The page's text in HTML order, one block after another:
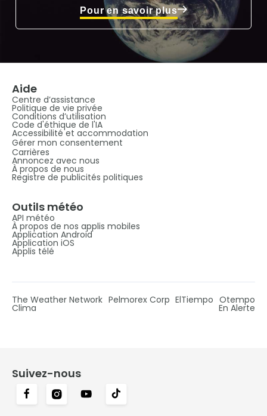
Pour en savoir plus
Aide
Centre d’assistance
Politique de vie privée
Conditions d’utilisation
Code d'éthique de l'IA
Accessibilité et accommodation
Gérer mon consentement
Carrières
Annoncez avec nous
À propos de nous
Registre de publicités politiques
Outils météo
API météo
À propos de nos applis mobiles
Application Android
Application iOS
Applis télé
The Weather Network Pelmorex Corp ElTiempo Otempo
Clima En Alerte
Suivez-nous